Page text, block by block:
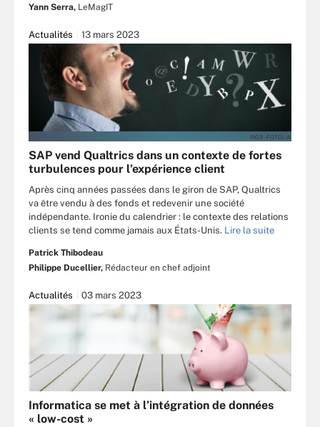
Yann Serra, LeMagIT
Actualités 13 mars 2023
PIO3 - FOTOLIA
SAP vend Qualtrics dans un contexte de fortes
turbulences pour l’expérience client
Après cinq années passées dans le giron de SAP, Qualtrics
va être vendu à des fonds et redevenir une société
indépendante. Ironie du calendrier : le contexte des relations
clients se tend comme jamais aux États-Unis. Lire la suite
Patrick Thibodeau
Philippe Ducellier, Rédacteur en chef adjoint
Actualités 03 mars 2023
Informatica se met à l’intégration de données
« low-cost »